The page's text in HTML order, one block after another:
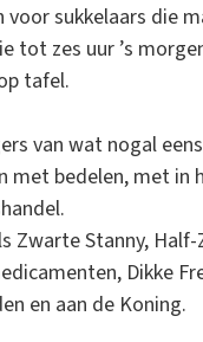
sukkelaars die
tot zes uur ’s
tafel.
van wat nogal
met bedelen, met in
Stanny, Half-
Dikke
en aan de Koning.